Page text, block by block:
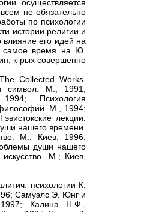
осуществляется
не обязательно
по психологии
истории религии и
его идей на
самое время на Ю.
к-рых совершенно
Collected Works.
символ. М., 1991;
Психология
философий. М., 1994;
лекции.
нашего времени.
М.; Киев, 1996;
души нашего
М.; Киев,
психологии К.
Самуэлс Э. Юнг и
Калина Н.Ф.,